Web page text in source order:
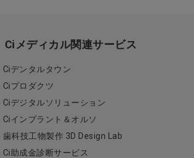
Ciメディカル関連サービス
Ciデンタルタウン
Ciプロダクツ
Ciデジタルソリューション
Ciインプラント＆オルソ
歯科技工物製作 3D Design Lab
Ci助成金診断サービス